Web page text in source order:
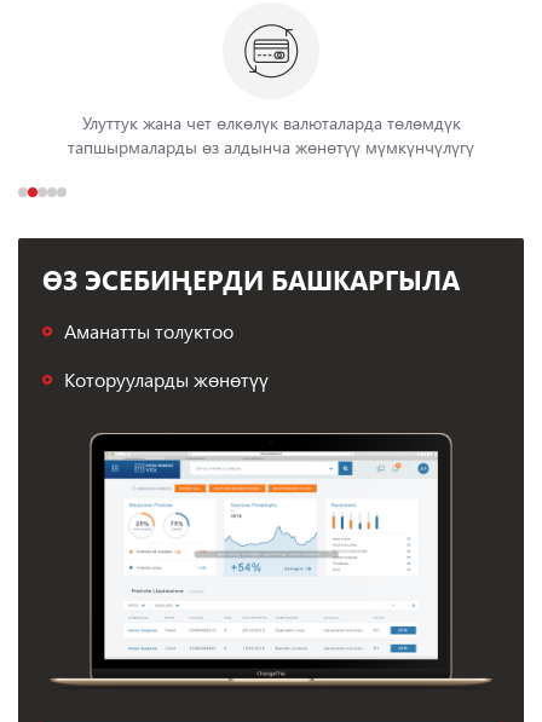
Улуттук жана чет өлкөлүк валюталарда төлөмдүк
тапшырмаларды өз алдынча жөнөтүү мүмкүнчүлүгү
ӨЗ ЭСЕБИҢЕРДИ БАШКАРГЫЛА
Аманатты толуктоо
Которууларды жөнөтүү